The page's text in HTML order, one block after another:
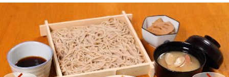
มิชลิน
สเต็ก
ของทอดเสียบไม้
ศรีราชา
ไอคอนสยาม
เซ็นทรัลเวิลด์